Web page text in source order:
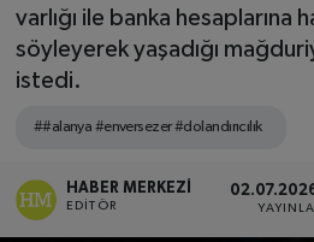
varlığı ile banka hesaplarına
söyleyerek yaşadığı
istedi.
##alanya #enversezer #dolandırıcılık
HABER MERKEZI
EDITÖR